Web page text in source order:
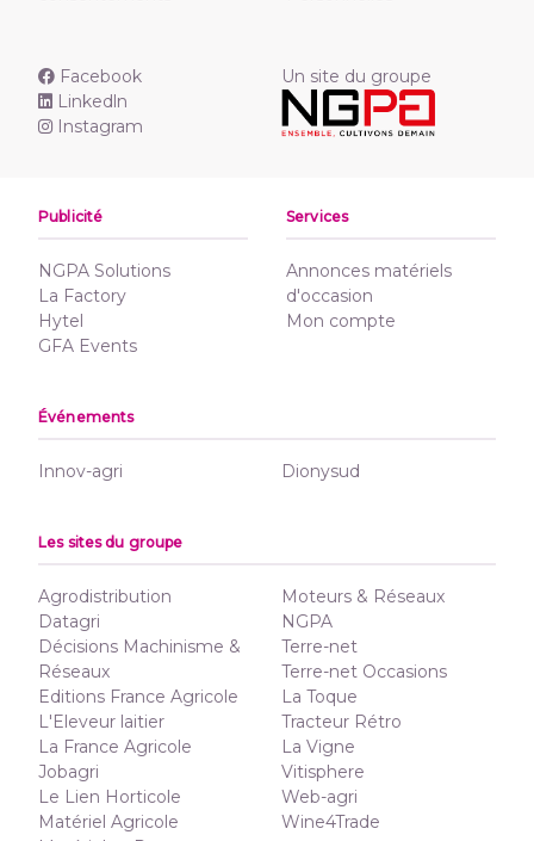
Facebook
Linkedln
Instagram
Un site du groupe
Publicité
NGPA Solutions
La Factory
Hytel
GFA Events
Services
Annonces matériels
d'occasion
Mon compte
Événements
Innov-agri Dionysud
Les sites du groupe
Agrodistribution
Datagri
Décisions Machinisme &
Réseaux
Editions France Agricole
L'Eleveur laitier
La France Agricole
Jobagri
Le Lien Horticole
Matériel Agricole
Moteurs & Réseaux
NGPA
Terre-net
Terre-net Occasions
La Toque
Tracteur Rétro
La Vigne
Vitisphere
Web-agri
Wine4Trade